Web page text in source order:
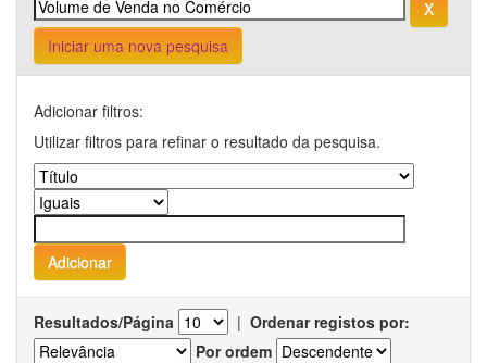
Iniciar uma nova pesquisa
Adicionar filtros:
Utilizar filtros para refinar o resultado da pesquisa.
Resultados/Página | Ordenar registos por:
Por ordem